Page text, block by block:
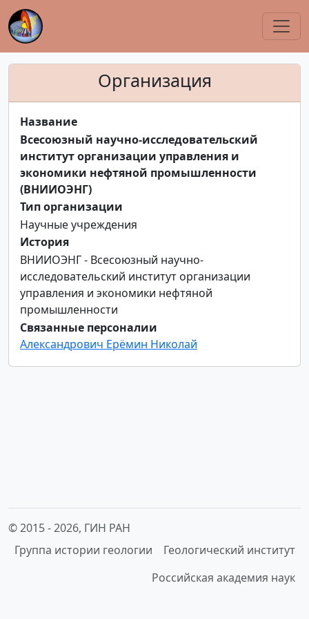
Организация
Название
Всесоюзный научно-исследовательский
институт организации управления и
экономики нефтяной промышленности
(ВНИИОЭНГ)
Тип организации
Научные учреждения
История
ВНИИОЭНГ - Всесоюзный научно-
исследовательский институт организации
управления и экономики нефтяной
промышленности
Связанные персоналии
Александрович Ерёмин Николай
© 2015 -2026, ГИН РАН
Группа истории геологии
Геологический институт
Российская академия наук